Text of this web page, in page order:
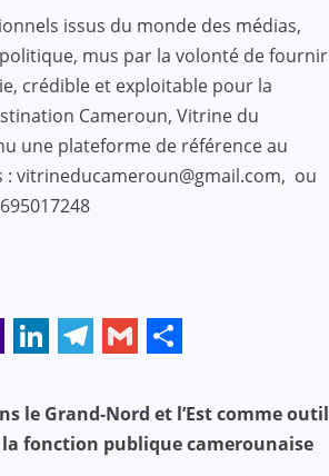
issus du monde des médias,
mus par la volonté de fournir
crédible et exploitable pour la
Cameroun, Vitrine du
une plateforme de référence au
: vitrineducameroun@gmail.com, ou
le Grand-Nord et l’Est comme outil
fonction publique camerounaise